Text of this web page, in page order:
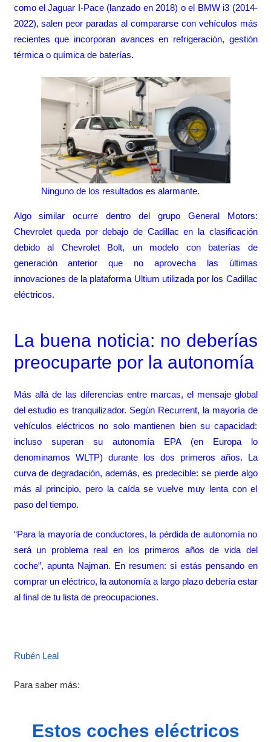
como el Jaguar I-Pace (lanzado en 2018) o el BMW i3 (2014-
2022), salen peor paradas al compararse con vehículos más
recientes que incorporan avances en refrigeración, gestión
térmica o química de baterías.
Ninguno de los resultados es alarmante.
Algo similar ocurre dentro del grupo General Motors:
Chevrolet queda por debajo de Cadillac en la clasificación
debido al Chevrolet Bolt, un modelo con baterías de
generación anterior que no aprovecha las últimas
innovaciones de la plataforma Ultium utilizada por los Cadillac
eléctricos.
La buena noticia: no deberías
preocuparte por la autonomía
Más allá de las diferencias entre marcas, el mensaje global
del estudio es tranquilizador. Según Recurrent, la mayoría de
vehículos eléctricos no solo mantienen bien su capacidad:
incluso superan su autonomía EPA (en Europa lo
denominamos WLTP) durante los dos primeros años. La
curva de degradación, además, es predecible: se pierde algo
más al principio, pero la caída se vuelve muy lenta con el
paso del tiempo.
“Para la mayoría de conductores, la pérdida de autonomía no
será un problema real en los primeros años de vida del
coche”, apunta Najman. En resumen: si estás pensando en
comprar un eléctrico, la autonomía a largo plazo debería estar
al final de tu lista de preocupaciones.
Rubén Leal
Para saber más:
Estos coches eléctricos